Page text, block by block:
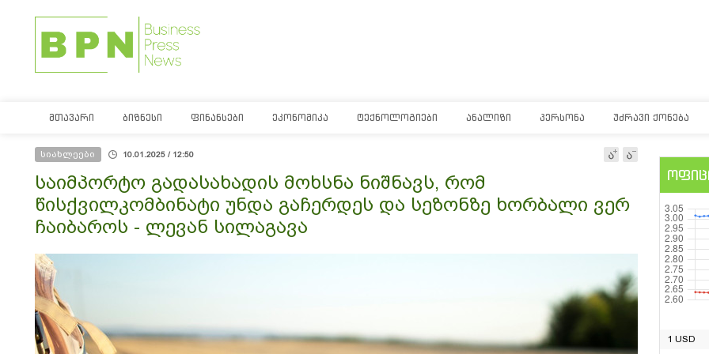
ᲛᲗᲐᲕᲐᲠᲘ ᲑᲘᲖᲜᲔᲡᲘ ᲤᲘᲜᲐᲜᲡᲔᲑᲘ ᲔᲙᲝᲜᲝᲛᲘᲙᲐ ᲢᲔᲥᲜᲝᲚᲝᲒᲘᲔᲑᲘ ᲐᲜᲐᲚᲘᲖᲘ ᲞᲔᲠᲡᲝᲜᲐ ᲣᲫᲠᲐᲕᲘ ᲥᲝᲜᲔᲑᲐ
სიახლეები 10.01.2025 / 12:50
საიმპორტო გადასახადის მოხსნა ნიშნავს, რომ
წისქვილკომბინატი უნდა გაჩერდეს და სეზონზე ხორბალი ვერ
ჩაიბაროს - ლევან სილაგავა
1 USD